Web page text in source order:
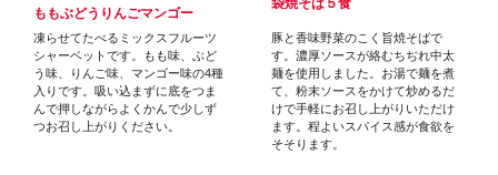
ももぶどうりんごマンゴー
凍らせてたべるミックスフルーツ
シャーベットです。もも味、ぶど
う味、りんご味、マンゴー味の4種
入りです。吸い込まずに底をつま
んで押しながらよくかんで少しず
つお召し上がりください。
豚と香味野菜のこく旨焼そばで
す。濃厚ソースが絡むちぢれ中太
麺を使用しました。お湯で麺を煮
て、粉末ソースをかけて炒めるだ
けで手軽にお召し上がりいただけ
ます。程よいスパイス感が食欲を
そそります。